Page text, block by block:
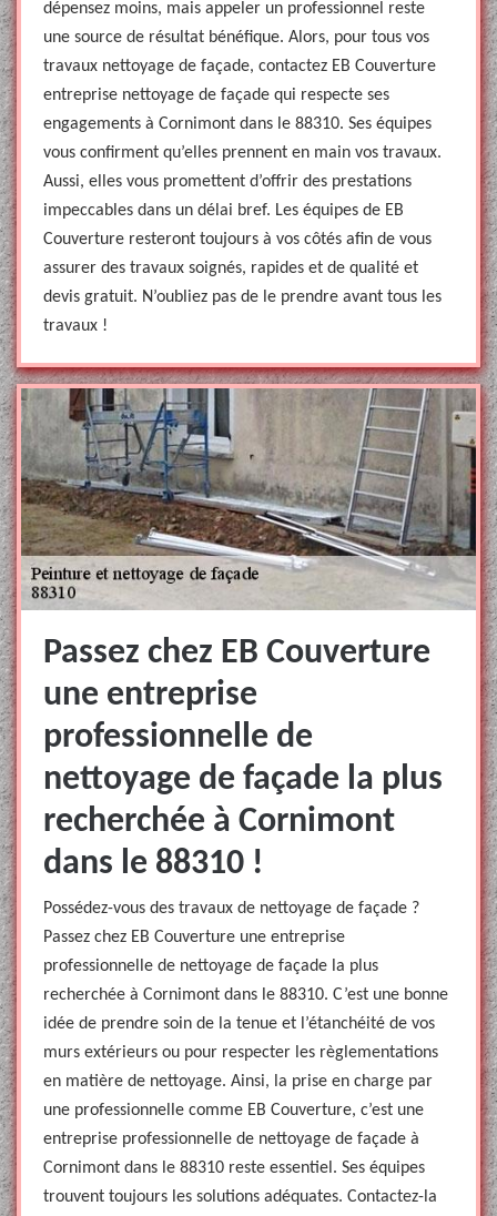
dépensez moins, mais appeler un professionnel reste
une source de résultat bénéfique. Alors, pour tous vos
travaux nettoyage de façade, contactez EB Couverture
entreprise nettoyage de façade qui respecte ses
engagements à Cornimont dans le 88310. Ses équipes
vous confirment qu’elles prennent en main vos travaux.
Aussi, elles vous promettent d’offrir des prestations
impeccables dans un délai bref. Les équipes de EB
Couverture resteront toujours à vos côtés afin de vous
assurer des travaux soignés, rapides et de qualité et
devis gratuit. N’oubliez pas de le prendre avant tous les
travaux !
Passez chez EB Couverture
une entreprise
professionnelle de
nettoyage de façade la plus
recherchée à Cornimont
dans le 88310 !
Possédez-vous des travaux de nettoyage de façade ?
Passez chez EB Couverture une entreprise
professionnelle de nettoyage de façade la plus
recherchée à Cornimont dans le 88310. C’est une bonne
idée de prendre soin de la tenue et l’étanchéité de vos
murs extérieurs ou pour respecter les règlementations
en matière de nettoyage. Ainsi, la prise en charge par
une professionnelle comme EB Couverture, c’est une
entreprise professionnelle de nettoyage de façade à
Cornimont dans le 88310 reste essentiel. Ses équipes
trouvent toujours les solutions adéquates. Contactez-la